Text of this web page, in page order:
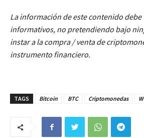
La información de este contenido
informativos, no pretendiendo bajo
instar a la compra / venta de
instrumento financiero.
TAGS Bitcoin BTC Criptomonedas